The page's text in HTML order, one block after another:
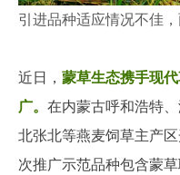
引进品种适应情况不佳
近日， 蒙草生态携手现
广。 在内蒙古呼和浩特
北张北等燕麦饲草主产
次推广示范品种包含蒙